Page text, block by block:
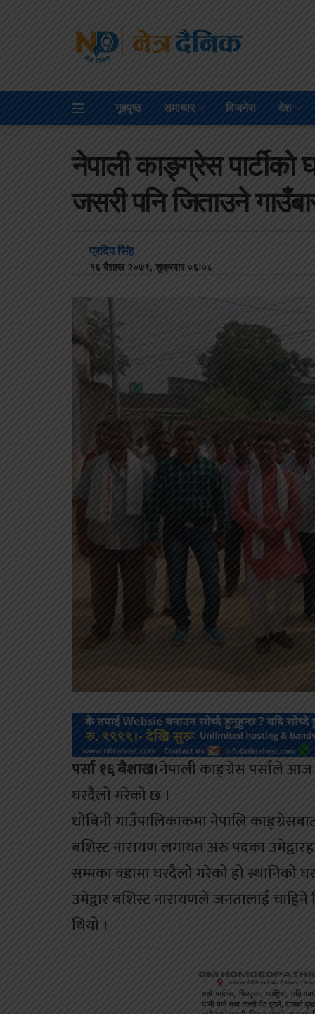
गृहपृष्ठ समाचार विजनेस देश
नेपाली काङ्ग्रेस पार्टीको
जसरी पनि जिताउने
प्रदिप सिंह
१६ बैशाख २०७९, शुक्रबार ०६:०८
पर्सा १६ बैशाख।नेपाली काङ्ग्रेस पर्साले आज
घरदैलो गरेको छ ।
धोबिनी गाउँपालिकाकमा नेपालि
बशिस्ट नारायण लगायत अरु पदका
सम्मका वडामा घरदैलो गरेको हो स्थानिको
उमेद्वार बशिस्ट नारायणले जनतालाई
थियो ।